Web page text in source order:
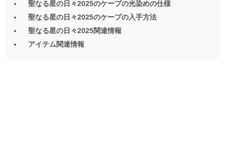
聖なる星の日々2025のケープの光染めの仕様
聖なる星の日々2025のケープの入手方法
聖なる星の日々2025関連情報
アイテム関連情報